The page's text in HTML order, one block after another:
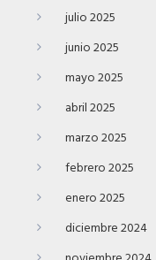
julio 2025
junio 2025
mayo 2025
abril 2025
marzo 2025
febrero 2025
enero 2025
diciembre 2024